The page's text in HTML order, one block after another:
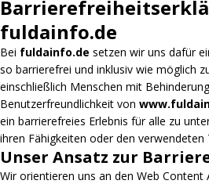
fuldainfo.de
Bei fuldainfo.de setzen wir uns dafür
so barrierefrei und inklusiv wie möglich
einschließlich Menschen mit
Benutzerfreundlichkeit von
ein barrierefreies Erlebnis für alle zu
ihren Fähigkeiten oder den verwendeten
Unser Ansatz zur
Wir orientieren uns an den Web Content